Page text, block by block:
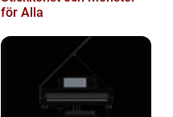
för Alla